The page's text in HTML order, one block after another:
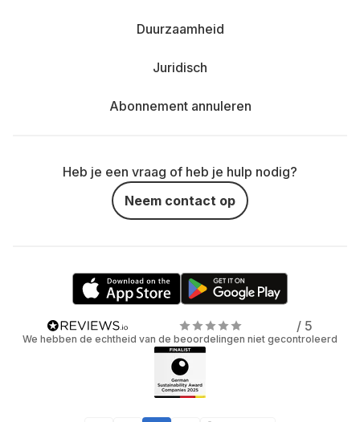
Duurzaamheid
Juridisch
Abonnement annuleren
Heb je een vraag of heb je hulp nodig?
Neem contact op
/ 5
We hebben de echtheid van de beoordelingen niet gecontroleerd